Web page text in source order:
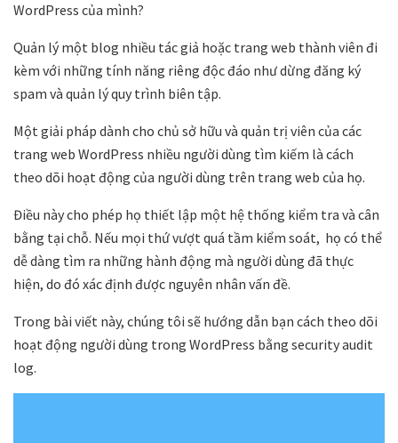
WordPress của mình?
Quản lý một blog nhiều tác giả hoặc trang web thành viên đi
kèm với những tính năng riêng độc đáo như dừng đăng ký
spam và quản lý quy trình biên tập.
Một giải pháp dành cho chủ sở hữu và quản trị viên của các
trang web WordPress nhiều người dùng tìm kiếm là cách
theo dõi hoạt động của người dùng trên trang web của họ.
Điều này cho phép họ thiết lập một hệ thống kiểm tra và cân
bằng tại chỗ. Nếu mọi thứ vượt quá tầm kiểm soát, họ có thể
dễ dàng tìm ra những hành động mà người dùng đã thực
hiện, do đó xác định được nguyên nhân vấn đề.
Trong bài viết này, chúng tôi sẽ hướng dẫn bạn cách theo dõi
hoạt động người dùng trong WordPress bằng security audit
log.